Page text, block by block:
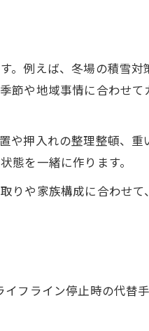
工夫
とは
を強化
例えば、冬場の積雪
節や地域事情に合わせ
や押入れの整理整頓、
を一緒に作ります。
りや家族構成に合わせ
フライン停止時の代替